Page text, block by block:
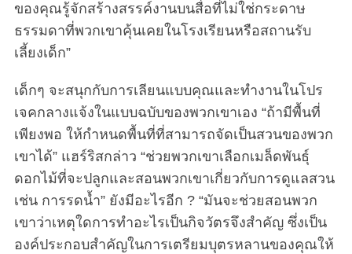
ของคุณรู้จักสร้างสรรค์งานบนสื่อที่ไม่ใช่กระดาษ
ธรรมดาที่พวกเขาคุ้นเคยในโรงเรียนหรือสถานรับ
เลี้ยงเด็ก”
เด็กๆ จะสนุกกับการเลียนแบบคุณและทำงานในโปร
เจคกลางแจ้งในแบบฉบับของพวกเขาเอง “ถ้ามีพื้นที่
เพียงพอ ให้กำหนดพื้นที่ที่สามารถจัดเป็นสวนของพวก
เขาได้” แฮร์ริสกล่าว “ช่วยพวกเขาเลือกเมล็ดพันธุ์
ดอกไม้ที่จะปลูกและสอนพวกเขาเกี่ยวกับการดูแลสวน
เช่น การรดน้ำ” ยังมีอะไรอีก ? “มันจะช่วยสอนพวก
เขาว่าเหตุใดการทำอะไรเป็นกิจวัตรจึงสำคัญ ซึ่งเป็น
องค์ประกอบสำคัญในการเตรียมบุตรหลานของคุณให้